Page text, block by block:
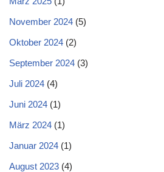
November 2024 (5)
Oktober 2024 (2)
September 2024 (3)
Juli 2024 (4)
Juni 2024 (1)
März 2024 (1)
Januar 2024 (1)
August 2023 (4)